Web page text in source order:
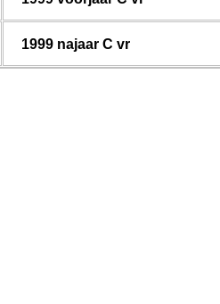
1999 najaar C vr